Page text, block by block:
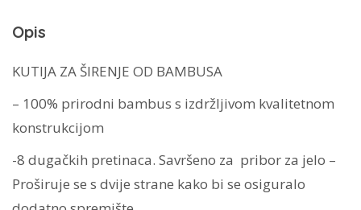
bambusa
KH-
količina
Opis
KUTIJA ZA ŠIRENJE OD BAMBUSA
– 100% prirodni bambus s izdržljivom kvalitetnom
konstrukcijom
-8 dugačkih pretinaca. Savršeno za pribor za jelo –
Proširuje se s dvije strane kako bi se osiguralo